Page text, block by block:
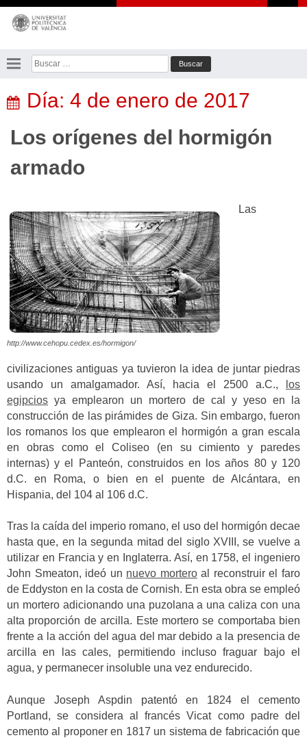
Saltar
contenido
Buscar:
Día: 4 de enero de 2017
Los orígenes del hormigón
armado
http://www.cehopu.cedex.es/hormigon/
Las
civilizaciones antiguas ya tuvieron la idea de juntar piedras
usando un amalgamador. Así, hacia el 2500 a.C.,
los
egipcios ya emplearon un mortero de cal y yeso en la
construcción de las pirámides de Giza. Sin embargo, fueron
los romanos los que emplearon el hormigón a gran escala
en obras como el Coliseo (en su cimiento y paredes
internas) y el Panteón, construidos en los años 80 y 120
d.C. en Roma, o bien en el puente de Alcántara, en
Hispania, del 104 al 106 d.C.
Tras la caída del imperio romano, el uso del hormigón decae
hasta que, en la segunda mitad del siglo XVIII, se vuelve a
utilizar en Francia y en Inglaterra. Así, en 1758, el ingeniero
John Smeaton, ideó un nuevo morteroal reconstruir el faro
de Eddyston en la costa de Cornish. En esta obra se empleó
un mortero adicionando una puzolana a una caliza con una
alta proporción de arcilla. Este mortero se comportaba bien
frente a la acción del agua del mar debido a la presencia de
arcilla en las cales, permitiendo incluso fraguar bajo el
agua, y permanecer insoluble una vez endurecido.
Aunque Joseph Aspdin patentó en 1824 el cemento
Portland, se considera al francés Vicat como padre del
cemento al proponer en 1817 un sistema de fabricación que